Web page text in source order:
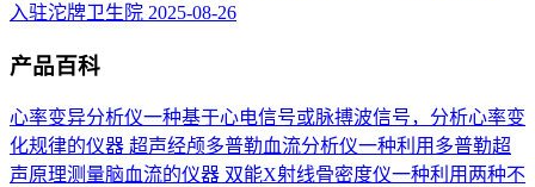
入驻沱牌卫生院 2025-08-26
产品百科
心率变异分析仪一种基于心电信号或脉搏波信号，分析心率变
化规律的仪器 超声经颅多普勒血流分析仪一种利用多普勒超
声原理测量脑血流的仪器 双能X射线骨密度仪一种利用两种不